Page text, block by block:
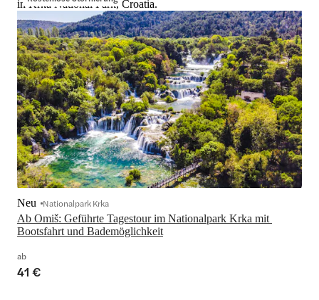
in Krka National Park, Croatia.
Ab Omiš: Geführte Tagestour im Nationalpark Krka mit
Bootsfahrt und Bademöglichkeit
Neu Nationalpark Krka
ab
41 €